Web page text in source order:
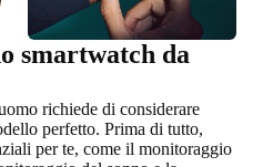
smartwatch da
richiede di considerare
perfetto. Prima di tutto,
per te, come il monitoraggio